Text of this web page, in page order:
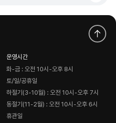
운영시간
화-금 : 오전 10시-오후 8시
토/일/공휴일
하절기(3-10월) : 오전 10시-오후 7시
동절기(11-2월) : 오전 10시-오후 6시
휴관일